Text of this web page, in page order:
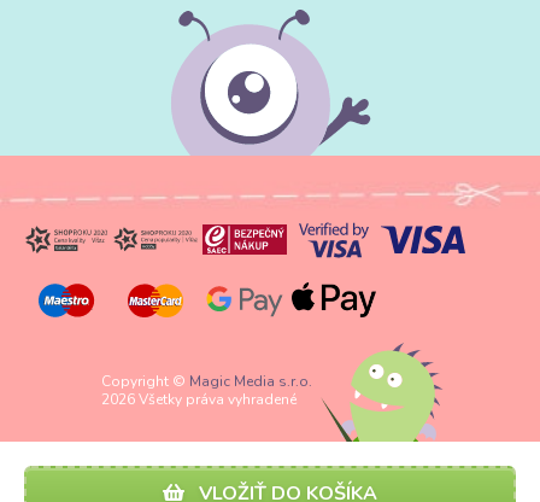
VLOŽIŤ DO KOŠÍKA
Copyright © Magic Media s.r.o.
2026 Všetky práva vyhradené